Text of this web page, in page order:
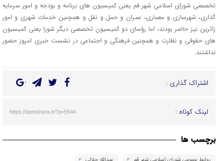
تخصصی شورای اسلامی شهر قم یعنی کمیسیون های برنامه و بودجه و امور سرمایه
گذاری، شهرسازی و معماری، عمران و حمل و نقل و همچنین خدمات شهری و امور
زائرین نیز حاضر بودند، اما رؤسای دو کمیسیون تخصصی دیگر شورا یعنی کمیسیون
های حقوقی و نظارت و همچنین فرهنگی و اجتماعی در نشست خبری امروز حضور
نداشتند.
اشتراک گذاری :
لینک کوتاه : https://qomshora.ir/?p=5544
برچسب ها